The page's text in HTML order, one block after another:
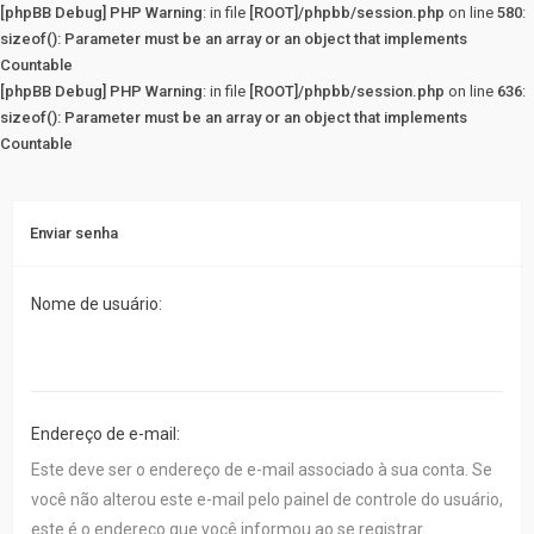
[phpBB Debug] PHP Warning: in file [ROOT]/phpbb/session.php on line 580:
sizeof(): Parameter must be an array or an object that implements
Countable
[phpBB Debug] PHP Warning: in file [ROOT]/phpbb/session.php on line 636:
sizeof(): Parameter must be an array or an object that implements
Countable
Enviar senha
Nome de usuário:
Endereço de e-mail:
Este deve ser o endereço de e-mail associado à sua conta. Se
você não alterou este e-mail pelo painel de controle do usuário,
este é o endereço que você informou ao se registrar.